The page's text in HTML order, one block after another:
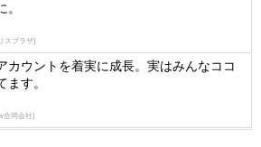
。
スプラザ)
カウントを着実に成長。実はみんなココ
ます。
合同会社)